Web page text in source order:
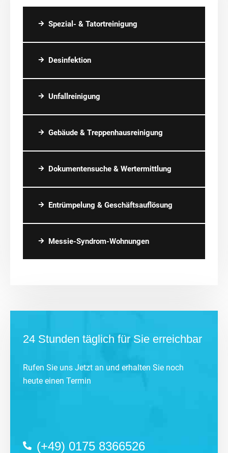
Spezial- & Tatortreinigung
Desinfektion
Unfallreinigung
Gebäude & Treppenhausreinigung
Dokumentensuche & Wertermittlung
Entrümpelung & Geschäftsauflösung
Messie-Syndrom-Wohnungen
24 Stunden täglich für Sie erreichbar
Rufen Sie uns Jetzt an und erhalten Sie noch
heute einen Termin
(+49) 0175 8366526